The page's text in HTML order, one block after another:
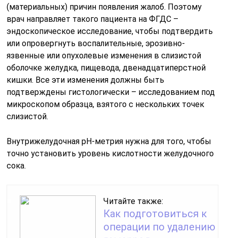
(материальных) причин появления жалоб. Поэтому
врач направляет такого пациента на ФГДС –
эндоскопическое исследование, чтобы подтвердить
или опровергнуть воспалительные, эрозивно-
язвенные или опухолевые изменения в слизистой
оболочке желудка, пищевода, двенадцатиперстной
кишки. Все эти изменения должны быть
подтверждены гистологически – исследованием под
микроскопом образца, взятого с нескольких точек
слизистой.
Внутрижелудочная рН-метрия нужна для того, чтобы
точно установить уровень кислотности желудочного
сока.
Читайте также:
Как подготовиться к
операции по удалению